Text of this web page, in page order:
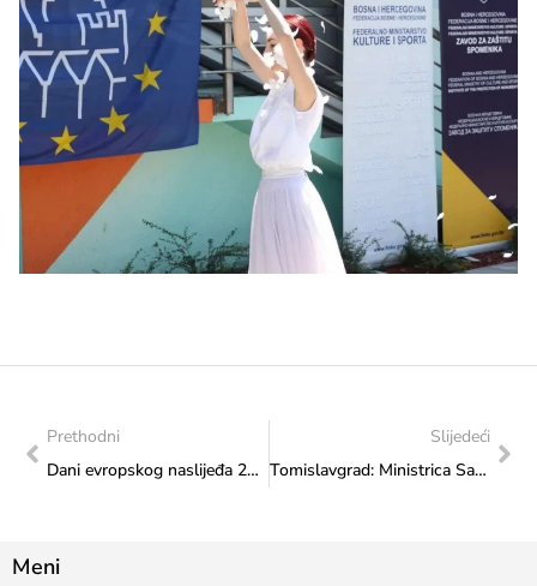
Prethodni
Dani evropskog naslijeđa 2024: Srijeda uz izmijenjen sadržaj u susret godišnjici genocida u Srebrenici
Slijedeći
Tomislavgrad: Ministrica Sanja Vlaisavljević uručila nagradu najljepšoj Hrvatici u narodnoj nošnji izvan RH
Meni